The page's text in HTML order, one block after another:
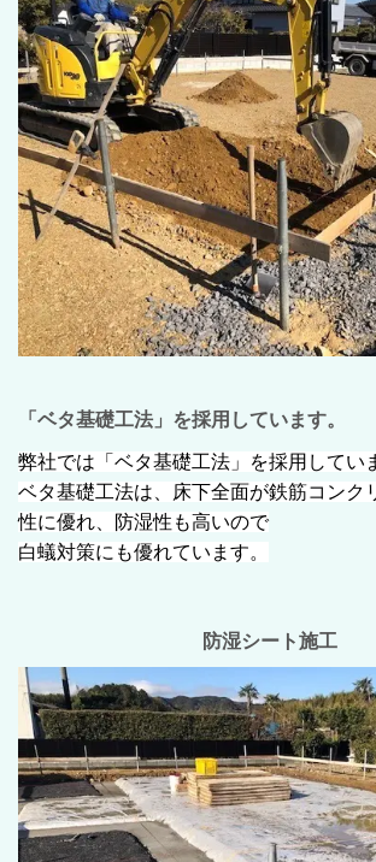
「ベタ基礎工法」を採用しています。
弊社では「ベタ基礎工法」を採用してい
ベタ基礎工法は、床下全面が鉄筋コンク
性に優れ、防湿性も高いので
白蟻対策にも優れています。
防湿シート施工